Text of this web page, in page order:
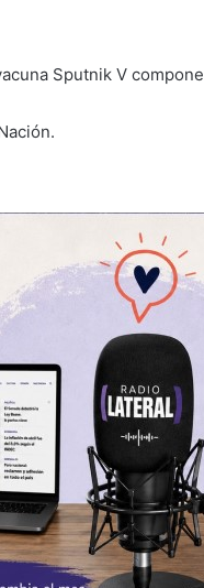
Sputnik V